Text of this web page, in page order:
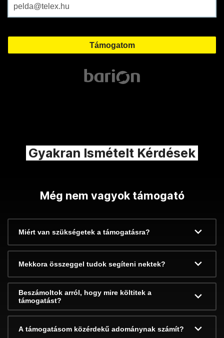
Gyakran Ismételt Kérdések
Még nem vagyok támogató
Miért van szükségetek a támogatásra?
Mekkora összeggel tudok segíteni nektek?
Beszámoltok arról, hogy mire költitek a
támogatást?
A támogatásom közérdekű adománynak számít?